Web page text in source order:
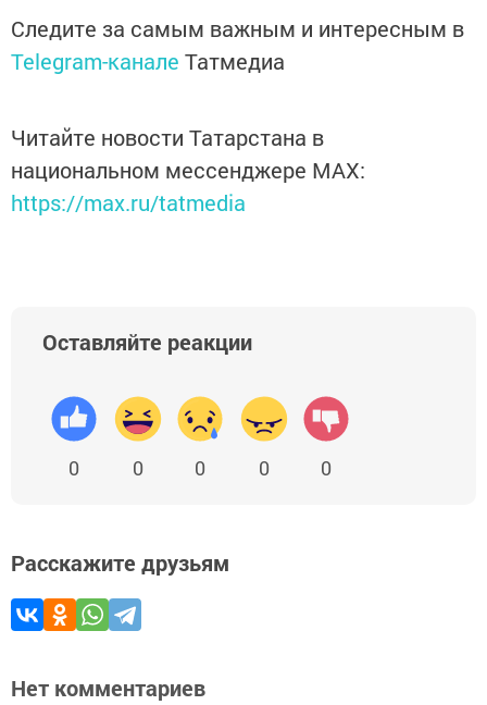
Следите за самым важным и интересным в
Telegram-канале Татмедиа
Читайте новости Татарстана в
национальном мессенджере MАХ:
https://max.ru/tatmedia
Оставляйте реакции
0 0 0 0 0
Расскажите друзьям
Нет комментариев